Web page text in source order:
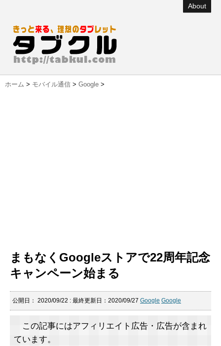
About
ホーム > モバイル通信 > Google >
まもなくGoogleストアで22周年記念
キャンペーン始まる
公開日： 2020/09/22 : 最終更新日：2020/09/27 Google Google
この記事にはアフィリエイト広告・広告が含まれ
ています。